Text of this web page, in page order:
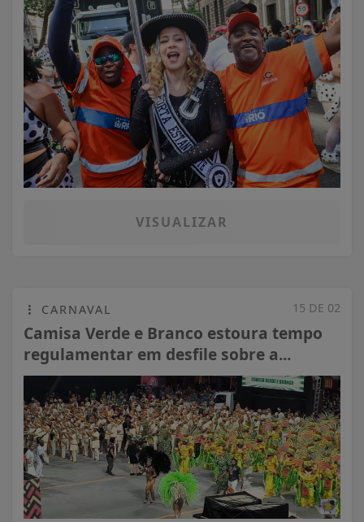
VISUALIZAR
15 DE 02
CARNAVAL
Camisa Verde e Branco estoura tempo
regulamentar em desfile sobre a...